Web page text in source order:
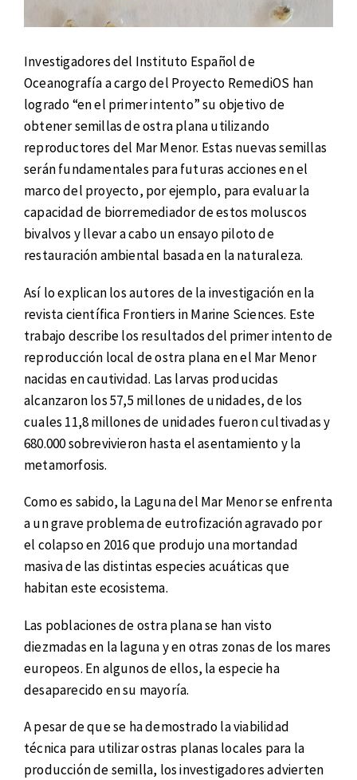
Investigadores del Instituto Español de
Oceanografía a cargo del Proyecto RemediOS han
logrado “en el primer intento” su objetivo de
obtener semillas de ostra plana utilizando
reproductores del Mar Menor. Estas nuevas semillas
serán fundamentales para futuras acciones en el
marco del proyecto, por ejemplo, para evaluar la
capacidad de biorremediador de estos moluscos
bivalvos y llevar a cabo un ensayo piloto de
restauración ambiental basada en la naturaleza.
Así lo explican los autores de la investigación en la
revista científica Frontiers in Marine Sciences. Este
trabajo describe los resultados del primer intento de
reproducción local de ostra plana en el Mar Menor
nacidas en cautividad. Las larvas producidas
alcanzaron los 57,5 millones de unidades, de los
cuales 11,8 millones de unidades fueron cultivadas y
680.000 sobrevivieron hasta el asentamiento y la
metamorfosis.
Como es sabido, la Laguna del Mar Menor se enfrenta
a un grave problema de eutrofización agravado por
el colapso en 2016 que produjo una mortandad
masiva de las distintas especies acuáticas que
habitan este ecosistema.
Las poblaciones de ostra plana se han visto
diezmadas en la laguna y en otras zonas de los mares
europeos. En algunos de ellos, la especie ha
desaparecido en su mayoría.
A pesar de que se ha demostrado la viabilidad
técnica para utilizar ostras planas locales para la
producción de semilla, los investigadores advierten